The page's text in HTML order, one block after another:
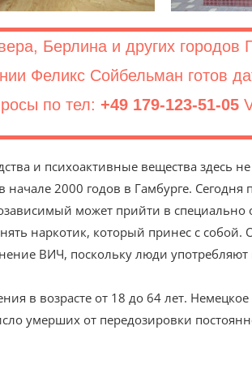
Берлина и других городов
Феликс Сойбельман готов
по тел: +49 179-123-51-05
и психоактивные вещества здесь
2000 годов в Гамбурге. Сегодня
может прийти в
наркотик, который принес с собой.
ВИЧ, поскольку люди
в возрасте от 18 до 64 лет. Немецкое
умерших от передозировки